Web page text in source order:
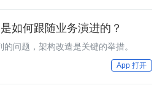
如何跟随业务演进的？
问题，架构改造是关键的举措。
App 打开